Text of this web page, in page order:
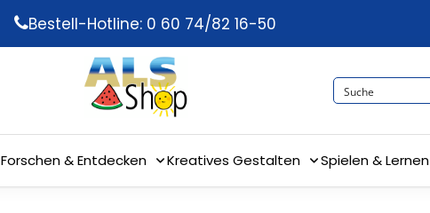
Bestell-Hotline: 0 60 74/82 16-50
Forschen & Entdecken Kreatives Gestalten Spielen & Lernen